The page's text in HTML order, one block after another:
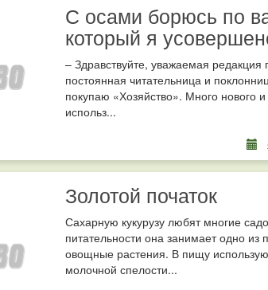
С осами борюсь по
который я
– Здравствуйте, уважаемая
постоянная читательница и
покупаю «Хозяйство». Много нового
использ...
Золотой початок
Сахарную кукурузу любят многие
питательности она занимает одно
овощные растения. В пищу
молочной спелости...